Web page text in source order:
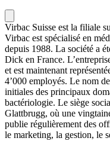
Virbac Suisse est la filiale
Virbac est spécialisé en
depuis 1988. La société a
Dick en France.
et est maintenant
4’000 employés. Le nom
initiales des principaux
bactériologie. Le siège
Glattbrugg, où une
publie régulièrement des
le marketing, la gestion, le